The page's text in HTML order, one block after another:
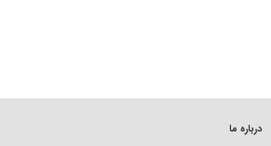
درباره ما